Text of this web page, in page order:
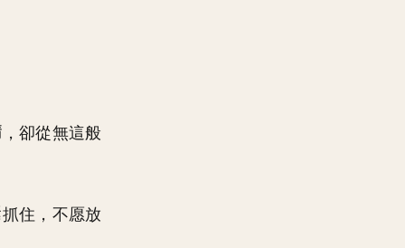
，卻從無這般
抓住，不愿放